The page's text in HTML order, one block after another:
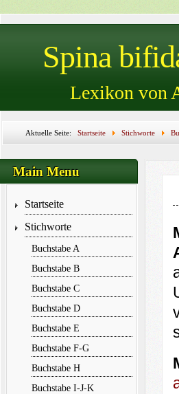
Spina
Lexikon von
Aktuelle Seite: Startseite Stichworte
MAG3, MAG3-Clearance, Magensonde,
Main Menu
Startseite
Stichworte
Buchstabe A
Buchstabe B
Buchstabe C
Buchstabe D
Buchstabe E
Buchstabe F-G
Buchstabe H
Buchstabe I-J-K